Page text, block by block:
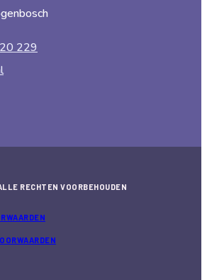
229
RECHTEN VOORBEHOUDEN